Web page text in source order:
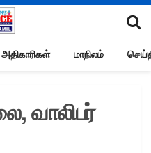
அதிகாரிகள் மாநிலம்
வாலிபர்